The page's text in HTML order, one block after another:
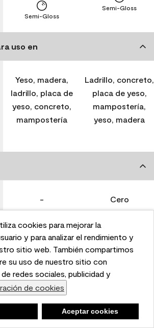
cookies to enhance user experience
and traffic on our website.
about your use of our site
advertising, and analytics
Settings
Accept Cookies
cookies para mejorar la
y para analizar el rendimiento y
sitio web. También compartimos
su uso de nuestro sitio con
redes sociales, publicidad y
de cookies
Aceptar cookies
Semi-Gloss
Semi-Gloss
uso en
Yeso, madera,
ladrillo, placa de
yeso, concreto,
mampostería
Ladrillo, concreto,
placa de yeso,
mampostería,
yeso, madera
- Cero
400-450 400-450